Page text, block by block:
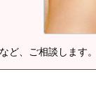
ど、ご相談します。